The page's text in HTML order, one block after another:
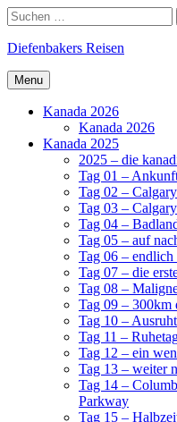
Skip
to
content
Search
Suchen
nach:
Diefenbakers Reisen
Menu
Kanada 2026
Kanada 2026
Kanada 2025
2025 – die
Tag 01 –
Tag 02 –
Tag 03 –
Tag 04 –
Tag 05 – auf
Tag 06 –
Tag 07 – die
Tag 08 –
Tag 09 – 300km
Tag 10 –
Tag 11 –
Tag 12 – ein
Tag 13 – weiter
Tag 14 –
Parkway
Tag 15 –